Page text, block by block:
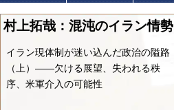
村上拓哉：混沌のイラン情勢
イラン現体制が迷い込んだ政治の隘路
（上）――欠ける展望、失われる秩
序、米軍介入の可能性